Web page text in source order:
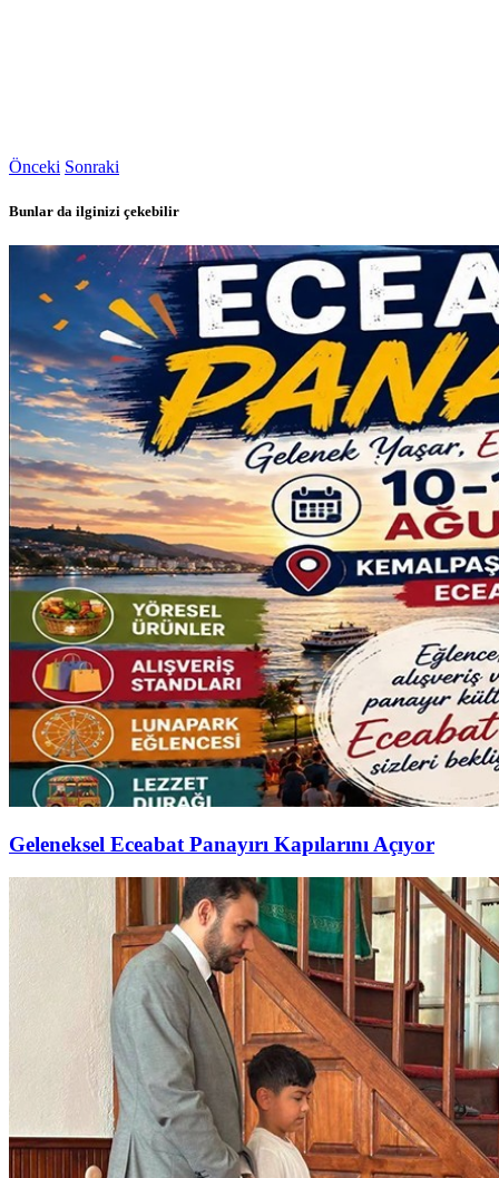
Önceki Sonraki
Bunlar da ilginizi çekebilir
Geleneksel Eceabat Panayırı Kapılarını Açıyor